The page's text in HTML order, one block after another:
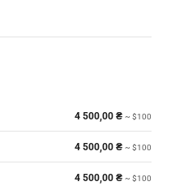
4 500,00 ₴ ~ $100
4 500,00 ₴ ~ $100
4 500,00 ₴ ~ $100